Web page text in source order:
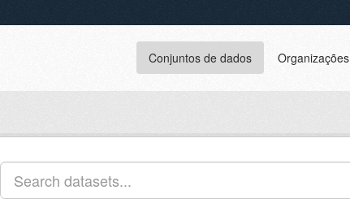
Conjuntos de dados Organizações